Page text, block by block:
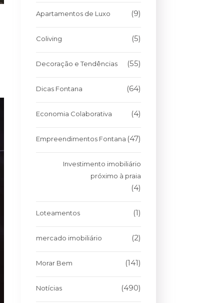
Apartamentos de Luxo (9)
Coliving (5)
Decoração e Tendências (55)
Dicas Fontana (64)
Economia Colaborativa (4)
Empreendimentos Fontana (47)
Investimento imobiliário
próximo à praia
(4)
Loteamentos (1)
mercado imobiliário (2)
Morar Bem (141)
Notícias (490)